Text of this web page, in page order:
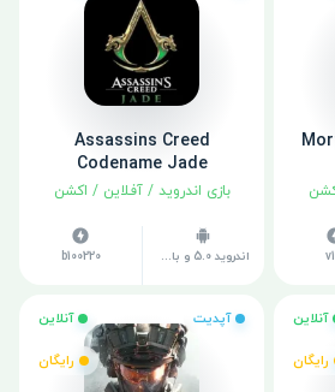
Assassins Creed
Codename Jade
بازی اندروید /آفلاین / اکشن
اندروید 5.0 و بالاتر b100220
آنلاین
رایگان
آپدیت آنلاین
رایگان